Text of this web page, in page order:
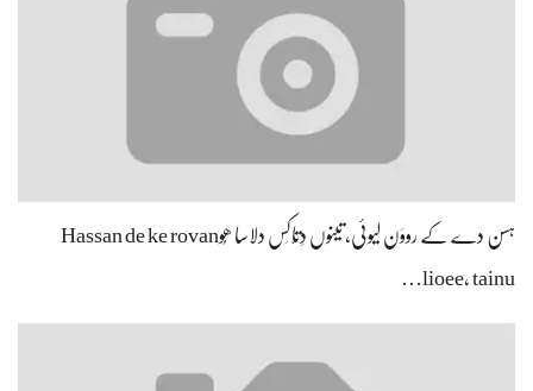
ہسن دے کے رووَن لیوئی، تینوں دِتّاکِس دلاسا ھُوHassan de ke rovan
lioee, tainu…